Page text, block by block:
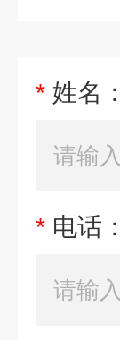
* 姓名：
* 电话：